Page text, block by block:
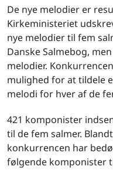
De nye melodier er
Kirkeministeriet
nye melodier til fem
Danske Salmebog,
melodier.
mulighed for at tildele
melodi for hver af de
421 komponister
til de fem salmer.
konkurrencen har
følgende komponister